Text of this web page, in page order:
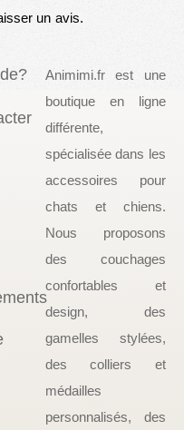
un avis.
Animimi.fr est une
boutique en ligne
différente,
spécialisée dans les
accessoires pour
chats et chiens.
Nous proposons
des couchages
confortables et
design, des
gamelles stylées,
des colliers et
médailles
personnalisés, des